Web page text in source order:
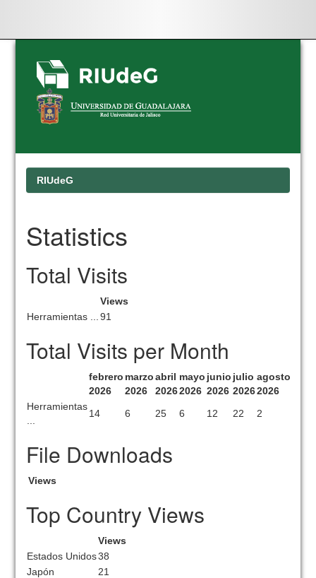
Skip
navigation
RIUdeG
Statistics
Total Visits
Views
Herramientas ...
91
Total Visits per Month
febrero
2026
marzo
2026
abril
2026
mayo
2026
junio
2026
julio
2026
agosto
2026
Herramientas
14 6 25 6 12 22 2
File Downloads
Views
Top Country Views
Views
Estados Unidos38
Japón
21